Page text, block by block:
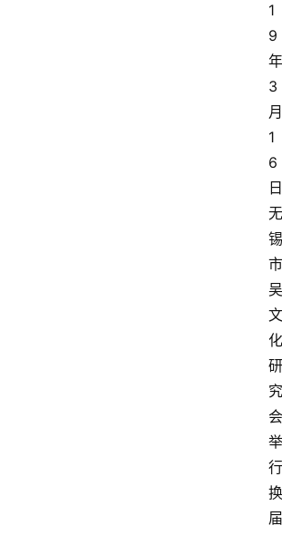
1
9
年
3
月
1
6
日
无
锡
市
吴
文
化
研
究
会
举
行
换
届